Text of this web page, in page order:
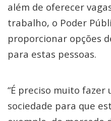
além de oferecer
trabalho, o Poder
proporcionar opções
para estas pessoas.
“É preciso muito
sociedade para que